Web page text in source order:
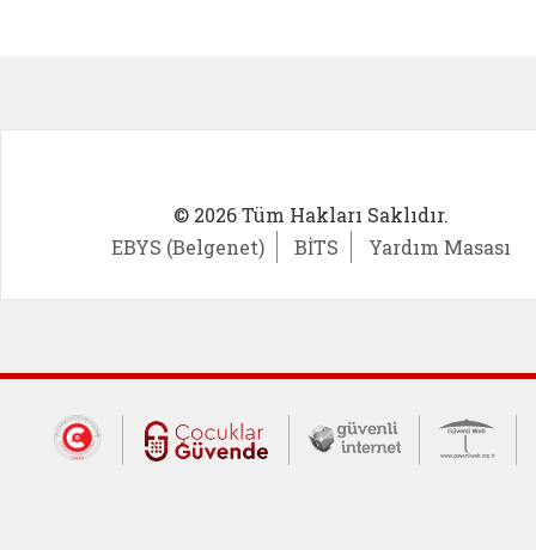
© 2026 Tüm Hakları Saklıdır.
EBYS (Belgenet)
BİTS Yardım Masası
Dış Bağlantılar
Cumhurbaşkanlığı İletişim Merkezi
Çocuklar Güvende (yeni
Güvenli